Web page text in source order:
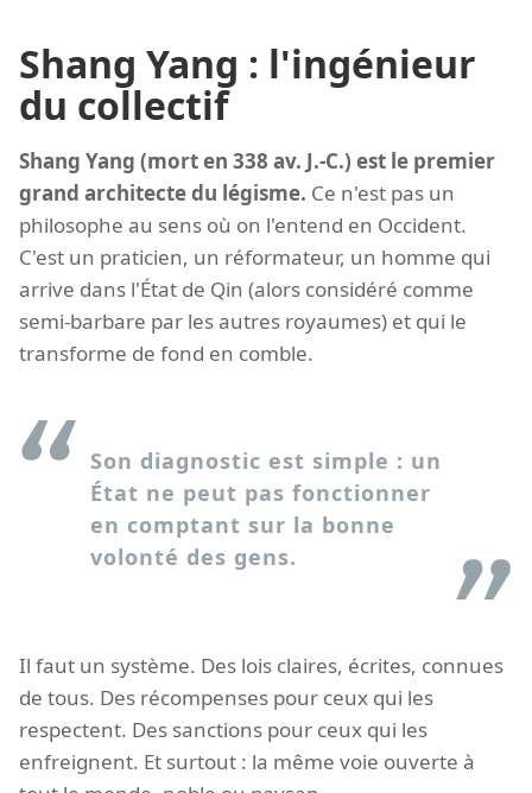
Shang Yang : l'ingénieur
du collectif
Shang Yang (mort en 338 av. J.-C.) est le premier
grand architecte du légisme. Ce n'est pas un
philosophe au sens où on l'entend en Occident.
C'est un praticien, un réformateur, un homme qui
arrive dans l'État de Qin (alors considéré comme
semi-barbare par les autres royaumes) et qui le
transforme de fond en comble.
Son diagnostic est simple : un
État ne peut pas fonctionner
en comptant sur la bonne
volonté des gens.
Il faut un système. Des lois claires, écrites, connues
de tous. Des récompenses pour ceux qui les
respectent. Des sanctions pour ceux qui les
enfreignent. Et surtout : la même voie ouverte à